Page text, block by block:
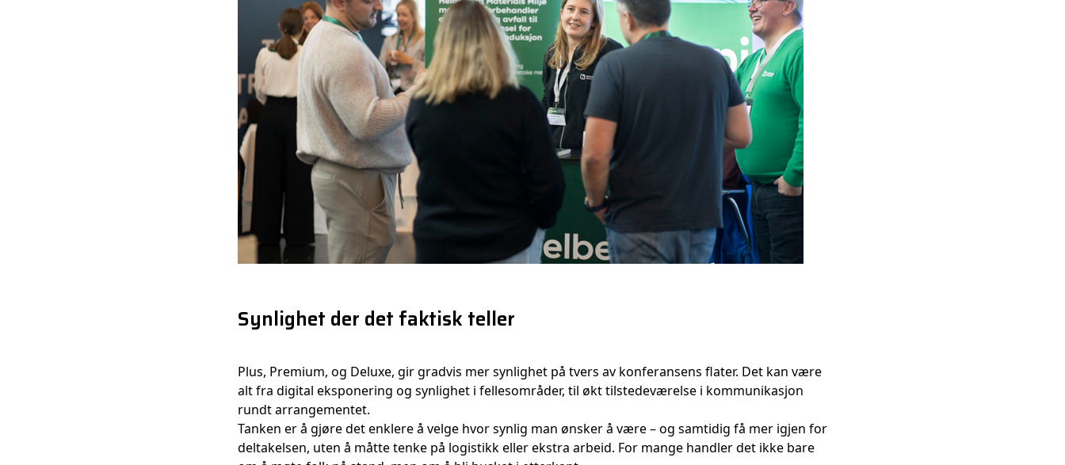
Synlighet der det faktisk teller
Plus, Premium, og Deluxe, gir gradvis mer synlighet på tvers av konferansens flater. Det kan være
alt fra digital eksponering og synlighet i fellesområder, til økt tilstedeværelse i kommunikasjon
rundt arrangementet.
Tanken er å gjøre det enklere å velge hvor synlig man ønsker å være – og samtidig få mer igjen for
deltakelsen, uten å måtte tenke på logistikk eller ekstra arbeid. For mange handler det ikke bare